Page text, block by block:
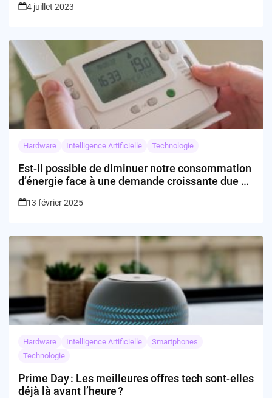
4 juillet 2023
Hardware Intelligence Artificielle Technologie
Est-il possible de diminuer notre consommation
d’énergie face à une demande croissante due à
13 février 2025
Hardware Intelligence Artificielle
Smartphones
Technologie
Prime Day : Les meilleures offres tech sont-elles
déjà là avant l’heure ?